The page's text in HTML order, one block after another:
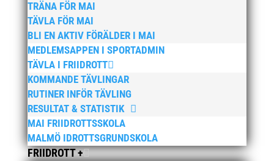
TRÄNA FÖR MAI
TÄVLA FÖR MAI
BLI EN AKTIV FÖRÄLDER I MAI
MEDLEMSAPPEN I SPORTADMIN
TÄVLA I FRIIDROTT
KOMMANDE TÄVLINGAR
RUTINER INFÖR TÄVLING
RESULTAT & STATISTIK
MAI FRIIDROTTSSKOLA
MALMÖ IDROTTSGRUNDSKOLA
FRIIDROTT +
Bilder från MAI Årsmöte 2026
Wictor i galacentrum – sedan blir det Pallasspelen
januari, 2026
Lasse Johnssons livsgärning hyllad på Friidrottsgalan
28 januari, 2026
maj 2026
april 2026
januari 2026